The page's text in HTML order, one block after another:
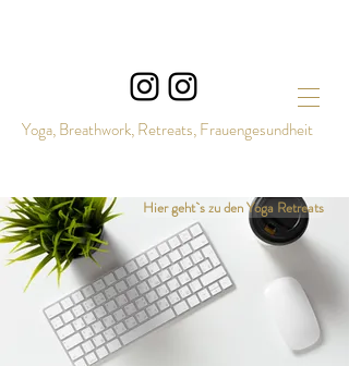
Yoga, Breathwork, Retreats, Frauengesundheit
Hier geht`s zu den Yoga Retreats